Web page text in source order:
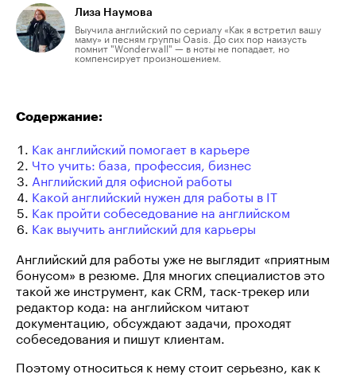
Лиза Наумова
Выучила английский по сериалу «Как я встретил вашу
маму» и песням группы Oasis. До сих пор наизусть
помнит "Wonderwall" — в ноты не попадает, но
компенсирует произношением.
Содержание:
Как английский помогает в карьере
Что учить: база, профессия, бизнес
Английский для офисной работы
Какой английский нужен для работы в IT
Как пройти собеседование на английском
Как выучить английский для карьеры
Английский для работы уже не выглядит «приятным
бонусом» в резюме. Для многих специалистов это
такой же инструмент, как CRM, таск-трекер или
редактор кода: на английском читают
документацию, обсуждают задачи, проходят
собеседования и пишут клиентам.
Поэтому относиться к нему стоит серьезно, как к